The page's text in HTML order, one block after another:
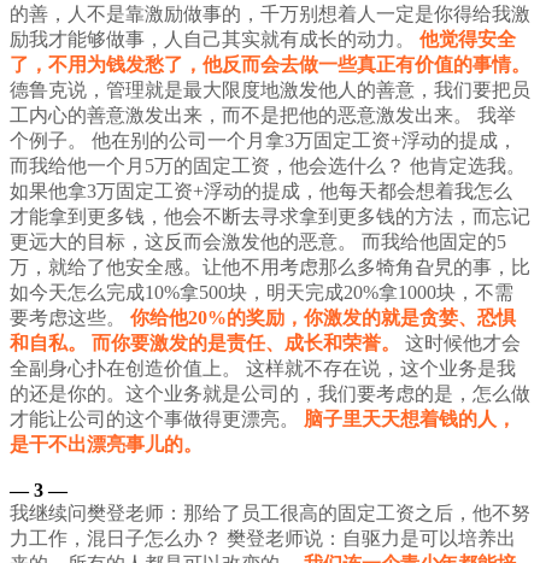
的善，人不是靠激励做事的，千万别想着人一定是你得给我激
励我才能够做事，人自己其实就有成长的动力。
他觉得安全
了，不用为钱发愁了，他反而会去做一些真正有价值的事情。
德鲁克说，管理就是最大限度地激发他人的善意，我们要把员
工内心的善意激发出来，而不是把他的恶意激发出来。
我举
个例子。
他在别的公司一个月拿3万固定工资+浮动的提成，
而我给他一个月5万的固定工资，他会选什么？ 他肯定选我。
如果他拿3万固定工资+浮动的提成，他每天都会想着我怎么
才能拿到更多钱，他会不断去寻求拿到更多钱的方法，而忘记
更远大的目标，这反而会激发他的恶意。
而我给他固定的5
万，就给了他安全感。让他不用考虑那么多犄角旮旯的事，比
如今天怎么完成10%拿500块，明天完成20%拿1000块，不需
要考虑这些。
你给他20%的奖励，你激发的就是贪婪、恐惧
和自私。
而你要激发的是责任、成长和荣誉。
这时候他才会
全副身心扑在创造价值上。
这样就不存在说，这个业务是我
的还是你的。这个业务就是公司的，我们要考虑的是，怎么做
才能让公司的这个事做得更漂亮。
脑子里天天想着钱的人，
是干不出漂亮事儿的。
— 3 —
我继续问樊登老师：那给了员工很高的固定工资之后，他不努
力工作，混日子怎么办？ 樊登老师说：自驱力是可以培养出